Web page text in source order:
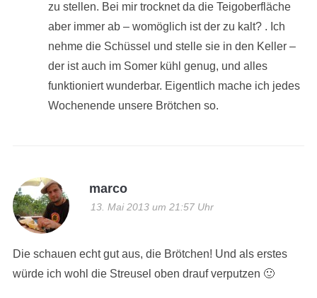
zu stellen. Bei mir trocknet da die Teigoberfläche
aber immer ab – womöglich ist der zu kalt? . Ich
nehme die Schüssel und stelle sie in den Keller –
der ist auch im Somer kühl genug, und alles
funktioniert wunderbar. Eigentlich mache ich jedes
Wochenende unsere Brötchen so.
marco
13. Mai 2013 um 21:57 Uhr
Die schauen echt gut aus, die Brötchen! Und als erstes
würde ich wohl die Streusel oben drauf verputzen 🙂